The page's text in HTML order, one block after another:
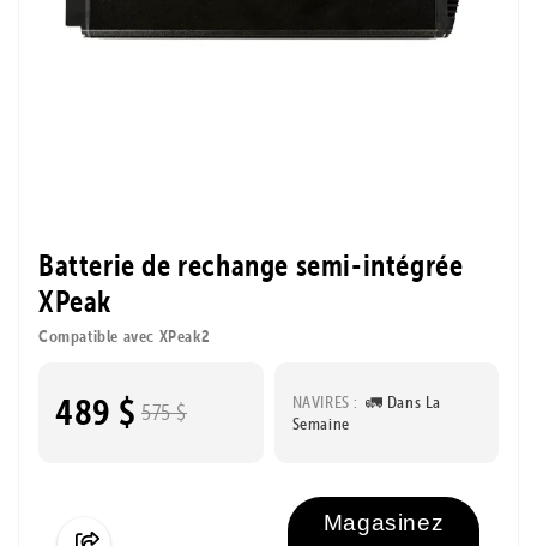
Batterie de rechange semi-intégrée
XPeak
Compatible avec XPeak2
489 $ 575 $ NAVIRES : 🚛 Dans La
Semaine
Magasinez